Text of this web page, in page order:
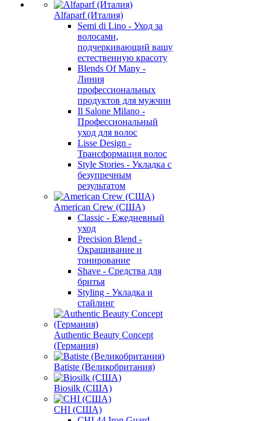
Alfaparf (Италия)
Semi di Lino - Уход за
волосами,
подчеркивающий вашу
естественную красоту
Blends Of Many -
Линия
профессиональных
продуктов для мужчин
Il Salone Milano -
Профессиональный
уход для волос
Lisse Design -
Трансформация волос
Style Stories - Укладка с
безупречным
результатом
American Crew (США)
Classic - Ежедневный
уход
Precision Blend -
Окрашивание и
тонирование
Shave - Средства для
бритья
Styling - Укладка и
стайлинг
Authentic Beauty Concept
(Германия)
Batiste (Великобритания)
Biosilk (США)
CHI (США)